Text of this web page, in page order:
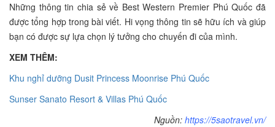
Những thông tin chia sẻ về Best Western Premier Phú Quốc đã
được tổng hợp trong bài viết. Hi vọng thông tin sẽ hữu ích và giúp
bạn có được sự lựa chọn lý tưởng cho chuyến đi của mình.
XEM THÊM:
Khu nghỉ dưỡng Dusit Princess Moonrise Phú Quốc
Sunser Sanato Resort & Villas Phú Quốc
Nguồn: https://5saotravel.vn/